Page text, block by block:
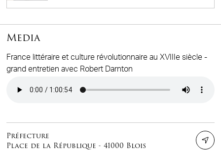
Media
France littéraire et culture révolutionnaire au XVIIIe siècle -
grand entretien avec Robert Darnton
Préfecture
Place de la République - 41000 Blois